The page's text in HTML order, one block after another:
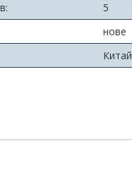
5
нове
Китай